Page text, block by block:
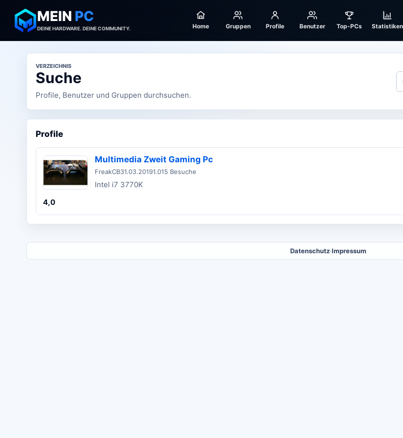
MEIN PC
DEINE HARDWARE. DEINE COMMUNITY. Home Gruppen Profile Benutzer Top-PCs Statistiken
VERZEICHNIS
Suche
Profile, Benutzer und Gruppen durchsuchen.
Profile
Multimedia Zweit Gaming Pc
FreakCB31.03.20191.015 Besuche
Intel i7 3770K
4,0
Datenschutz·Impressum